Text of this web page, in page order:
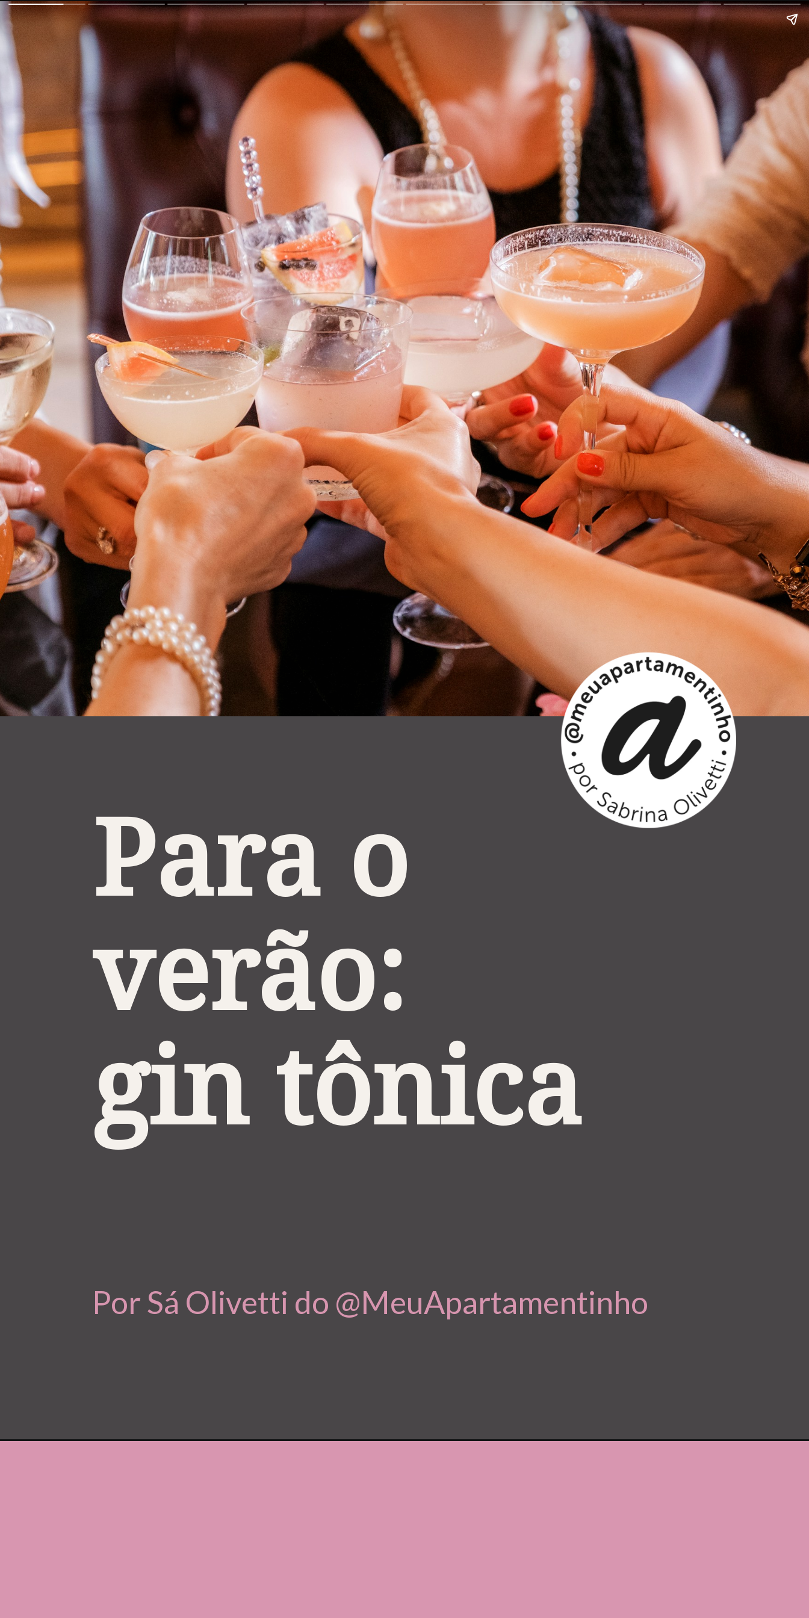
Para o
verão:
gin tônica
Por Sá Olivetti do @MeuApartamentinho